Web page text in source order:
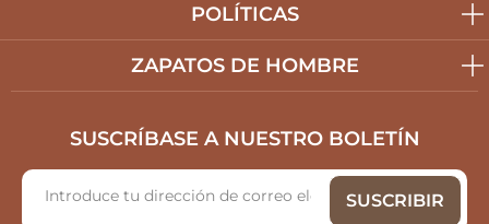
POLÍTICAS
ZAPATOS DE HOMBRE
SUSCRÍBASE A NUESTRO BOLETÍN